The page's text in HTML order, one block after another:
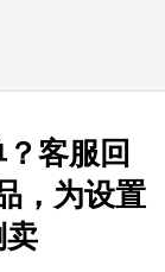
客服回
，为设置
卖